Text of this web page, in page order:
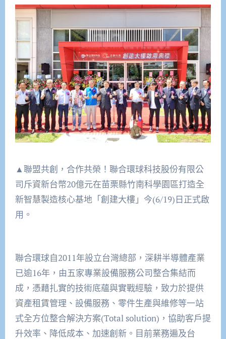
▲聯盟共創，合作共榮！聯合環球科技股份有限公
司斥資新台幣20億元在苗栗縣竹南科學園區打造全
新智慧製造核心基地「創建大樓」今(6/19)日正式啟
用。
聯合環球自2011年設立台灣總部，深耕半導體產業
已逾16年，由五家專業設備服務公司整合集結而
成，憑藉扎實的技術底蘊與實戰經驗，致力於提供
資產租賃管理、設備服務、零件生產與維修等一站
式全方位整合解決方案(Total solution)，協助客戶提
升效率、降低成本、加速創新。目前業務遍及台